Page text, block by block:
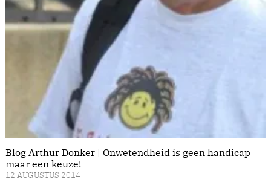
Blog Arthur Donker | Onwetendheid is geen handicap
maar een keuze!
12 AUGUSTUS 2014